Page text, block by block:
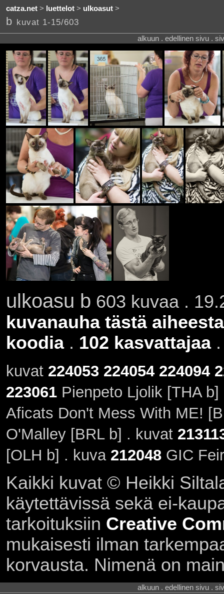
catza.net> luettelot> ulkoasut>
b kuvat 1-15/603
alkuun . edellinen sivu .
ulkoasu b 603 kuvaa .
kuvanauha tästä aiheesta
koodia. 102 kasvattajaa
kuvat 224053 224054 224094
223061Pienpeto Ljolik [THA
Aficats Don't Mess With ME!
O'Malley [BRL b] . kuvat
[OLH b] . kuva 212048GIC
Kaikki kuvat © Heikki
käytettävissä sekä ei-
tarkoituksiin Creative
mukaisesti ilman
korvausta. Nimenä on
alkuun . edellinen sivu .